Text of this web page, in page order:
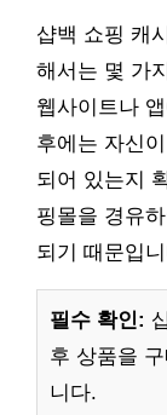
샵백 쇼핑 캐
해서는 몇 가
웹사이트나
후에는 자신
되어 있는지
핑몰을 경유
되기 때문입
필수 확인:
후 상품을
니다.